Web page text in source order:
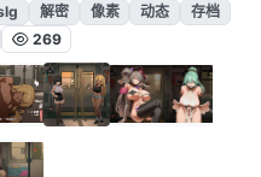
解密 像素 动态
存档
269